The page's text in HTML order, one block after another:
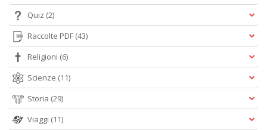
Quiz (2)
Raccolte PDF (43)
Religioni (6)
Scienze (11)
Storia (29)
Viaggi (11)